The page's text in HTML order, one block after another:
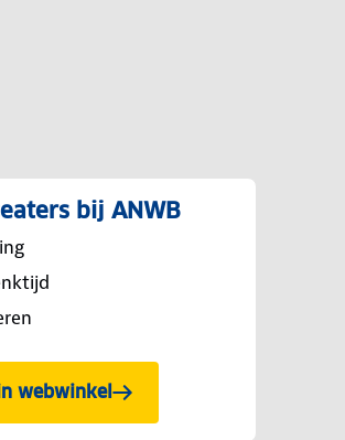
bij ANWB
webwinkel